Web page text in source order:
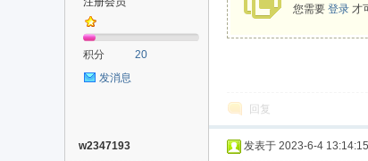
积分
20
发消息
您需要 登录 才
回复
w2347193 发表于 2023-6-4 13:14:15